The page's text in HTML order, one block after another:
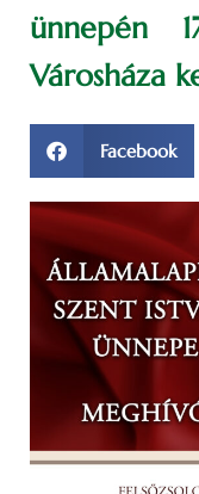
ünnepén
Városháza
Facebook